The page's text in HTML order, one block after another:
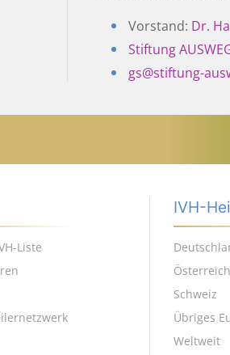
Vorstand: Dr.
Stiftung
gs@stiftung-
Liste
IVH-
Österreich
Schweiz
Übriges
Weltweit